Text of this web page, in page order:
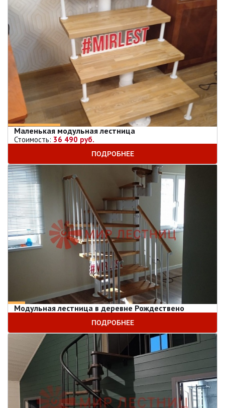
Маленькая модульная лестница
Стоимость: 36 490 руб.
ПОДРОБНЕЕ
Модульная лестница в деревне Рождествено
ПОДРОБНЕЕ